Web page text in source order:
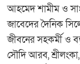
আহমেদ শামীম ও
জাবেদের দৈনিক
জীবনের সহকর্মী ও
সৌদি আরব,